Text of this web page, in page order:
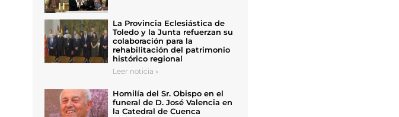
La Provincia Eclesiástica de
Toledo y la Junta refuerzan su
colaboración para la
rehabilitación del patrimonio
histórico regional
Leer noticia »
Homilía del Sr. Obispo en el
funeral de D. José Valencia en
la Catedral de Cuenca